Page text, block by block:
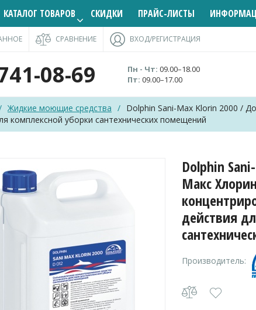
КАТАЛОГ ТОВАРОВ СКИДКИ ПРАЙС-ЛИСТЫ
СРАВНЕНИЕ ВХОД/РЕГИСТРАЦИЯ
08-69 Пн - Чт: 09.00–18.00
Пт: 09.00–17.00
Жидкие моющие средства / Dolphin Sani-Max Klorin 2000 /
комплексной уборки сантехнических помещений
Dolphin
Макс
действия
Производитель: